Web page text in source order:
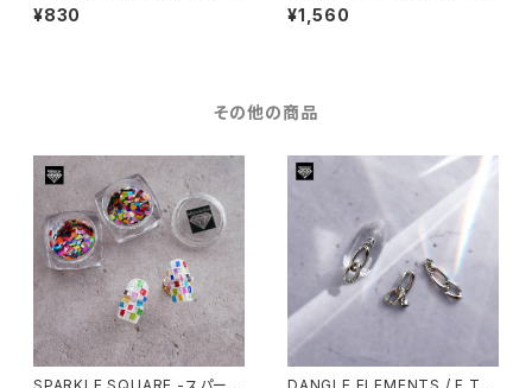
トグリッター-
¥830
マグネットパウダー-
¥1,560
その他の商品
SPARKLE SQUARE -スパーク
DANGLE ELEMENTS / F TY